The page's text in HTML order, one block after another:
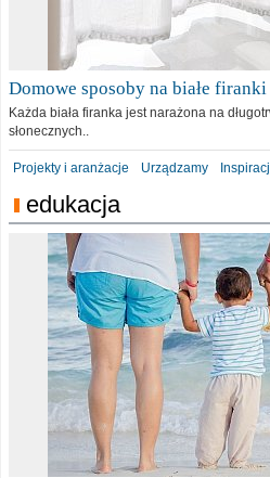
Domowe sposoby na białe firanki
Każda biała firanka jest narażona na
słonecznych..
Projekty i aranżacje Urządzamy
edukacja